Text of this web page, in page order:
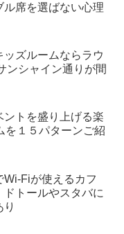
ル席を選ばない心理
ズルームならラウ
ンシャイン通りが間
ントを盛り上げる楽
を１５パターンご紹
Wi-Fiが使えるカフ
ドトールやスタバに